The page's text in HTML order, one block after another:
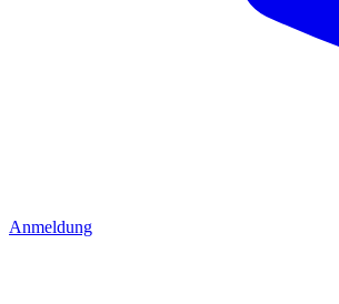
Anmeldung